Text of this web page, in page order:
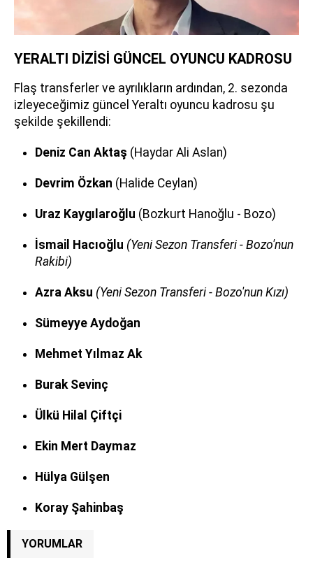
YERALTI DİZİSİ GÜNCEL OYUNCU KADROSU
Flaş transferler ve ayrılıkların ardından, 2. sezonda
izleyeceğimiz güncel Yeraltı oyuncu kadrosu şu
şekilde şekillendi:
Deniz Can Aktaş (Haydar Ali Aslan)
Devrim Özkan (Halide Ceylan)
Uraz Kaygılaroğlu (Bozkurt Hanoğlu - Bozo)
İsmail Hacıoğlu (Yeni Sezon Transferi - Bozo'nun
Rakibi)
Azra Aksu (Yeni Sezon Transferi - Bozo'nun Kızı)
Sümeyye Aydoğan
Mehmet Yılmaz Ak
Burak Sevinç
Ülkü Hilal Çiftçi
Ekin Mert Daymaz
Hülya Gülşen
Koray Şahinbaş
YORUMLAR